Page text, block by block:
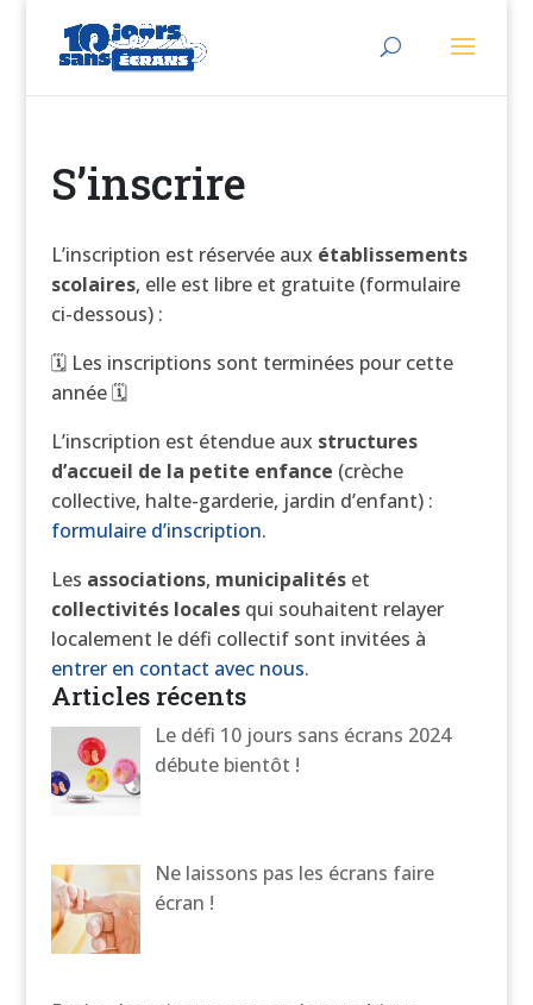
S’inscrire
L’inscription est réservée aux établissements
scolaires, elle est libre et gratuite (formulaire
ci-dessous) :
🗓 Les inscriptions sont terminées pour cette
année 🗓
L’inscription est étendue aux structures
d’accueil de la petite enfance (crèche
collective, halte-garderie, jardin d’enfant) :
formulaire d’inscription.
Les associations, municipalitéset
collectivités localesqui souhaitent relayer
localement le défi collectif sont invitées à
entrer en contact avec nous.
Articles récents
Le défi 10 jours sans écrans 2024
débute bientôt !
Ne laissons pas les écrans faire
écran !